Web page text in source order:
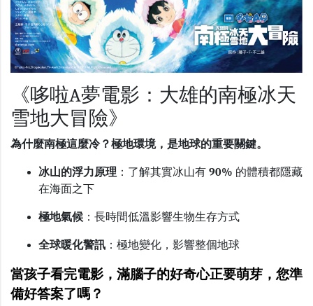
《哆啦A夢電影：大雄的南極冰天
雪地大冒險》
為什麼南極這麼冷？極地環境，是地球的重要關鍵。
冰山的浮力原理 ：了解其實冰山有 90% 的體積都隱藏
在海面之下
極地氣候 ：長時間低溫影響生物生存方式
全球暖化警訊 ：極地變化，影響整個地球
當孩子看完電影，滿腦子的好奇心正要萌芽，您準
備好答案了嗎？